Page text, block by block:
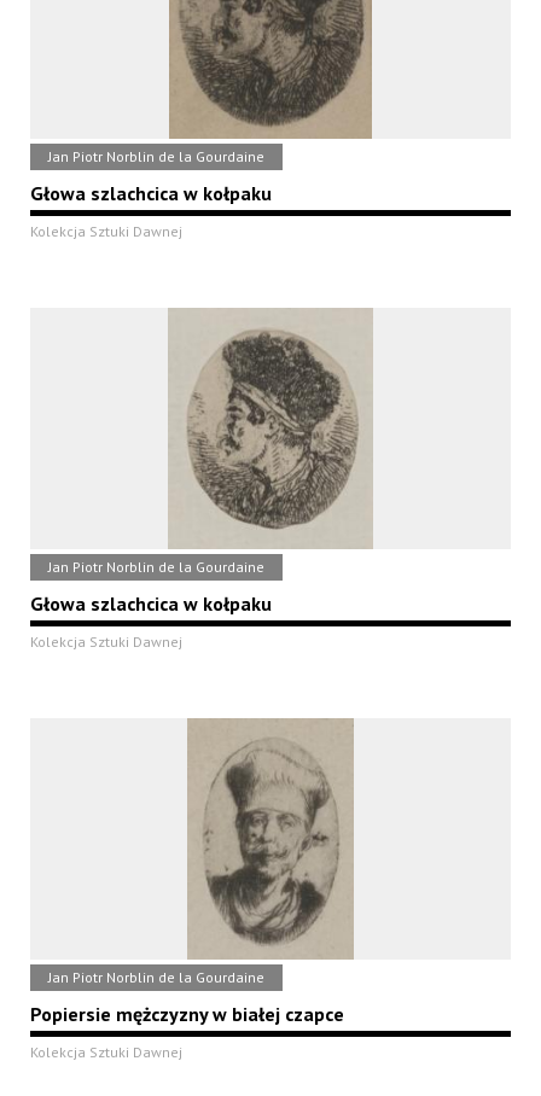
Jan Piotr Norblin de la Gourdaine
Głowa szlachcica w kołpaku
Kolekcja Sztuki Dawnej
Jan Piotr Norblin de la Gourdaine
Głowa szlachcica w kołpaku
Kolekcja Sztuki Dawnej
Jan Piotr Norblin de la Gourdaine
Popiersie mężczyzny w białej czapce
Kolekcja Sztuki Dawnej